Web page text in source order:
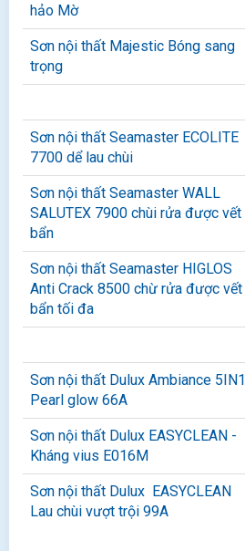
hảo Mờ
Sơn nội thất Majestic Bóng sang
trọng
Sơn nội thất Seamaster ECOLITE
7700 dể lau chùi
Sơn nội thất Seamaster WALL
SALUTEX 7900 chùi rửa được vết
bẩn
Sơn nội thất Seamaster HIGLOS
Anti Crack 8500 chừ rửa được vết
bẩn tối đa
Sơn nội thất Dulux Ambiance 5IN1
Pearl glow 66A
Sơn nội thất Dulux EASYCLEAN -
Kháng vius E016M
Sơn nội thất Dulux EASYCLEAN
Lau chùi vượt trội 99A